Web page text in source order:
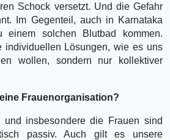
Schock versetzt. Und die Gefahr
Im Gegenteil, auch in Karnataka
einem solchen Blutbad kommen.
individuellen Lösungen, wie es uns
wollen, sondern nur kollektiver
Frauenorganisation?
und insbesondere die Frauen sind
passiv. Auch gilt es unsere